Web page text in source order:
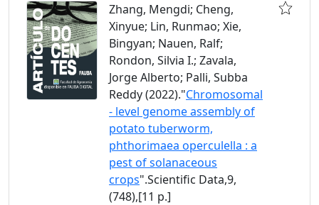
Zhang, Mengdi; Cheng,
Xinyue; Lin, Runmao; Xie,
Bingyan; Nauen, Ralf;
Rondon, Silvia I.; Zavala,
Jorge Alberto; Palli, Subba
Reddy (2022)."Chromosomal
- level genome assembly of
potato tuberworm,
phthorimaea operculella : a
pest of solanaceous
crops".Scientific Data,9,
(748),[11 p.]